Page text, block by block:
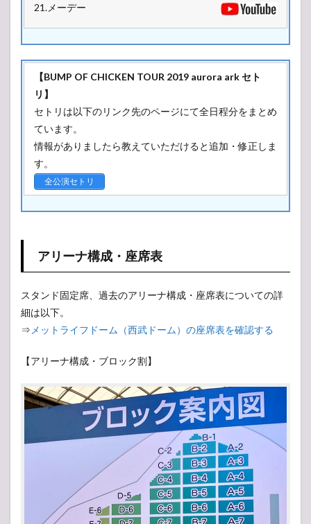
21.メーデー
【BUMP OF CHICKEN TOUR 2019 aurora ark セト
リ】
セトリは以下のリンク先のページにて全日程分をまとめ
ています。
情報がありましたら教えていただけると追加・修正しま
す。
全公演セトリ
アリーナ構成・座席表
スタンド固定席、過去のアリーナ構成・座席表についての詳
細は以下。
⇒ メットライフドーム（西武ドーム）の座席表を確認する
【アリーナ構成・ブロック割】